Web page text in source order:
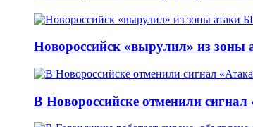
Новороссийск «вырулил» из зоны
В Новороссийске отменили